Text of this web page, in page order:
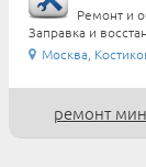
Ремонт и
Заправка и
Москва,
ремонт